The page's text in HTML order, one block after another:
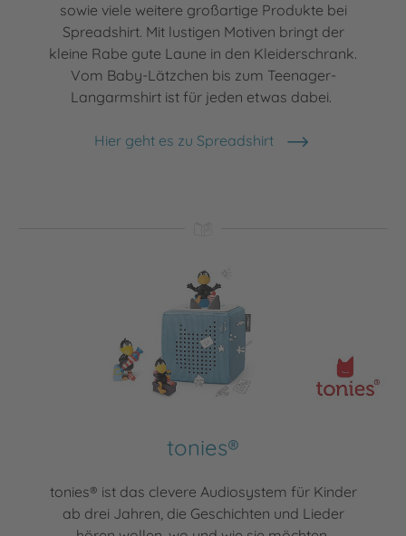
sowie viele weitere großartige Produkte bei
Spreadshirt. Mit lustigen Motiven bringt der
kleine Rabe gute Laune in den Kleiderschrank.
Vom Baby-Lätzchen bis zum Teenager-
Langarmshirt ist für jeden etwas dabei.
Hier geht es zu Spreadshirt
tonies®
tonies® ist das clevere Audiosystem für Kinder
ab drei Jahren, die Geschichten und Lieder